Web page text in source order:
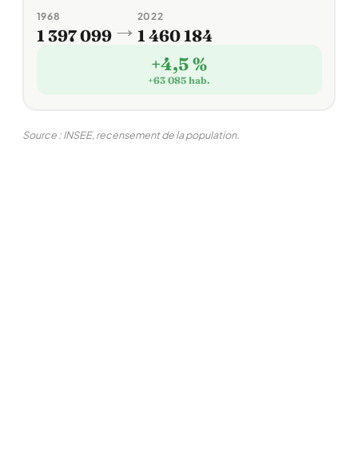
1968
1 397 099→ 2022
1 460 184
+4,5 %
+63 085 hab.
Source : INSEE, recensement de la population.